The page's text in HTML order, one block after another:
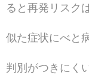
ると再発リスク
似た症状にべと
判別がつきにく